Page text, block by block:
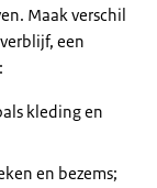
Maak verschil
een
kleding en
en bezems;